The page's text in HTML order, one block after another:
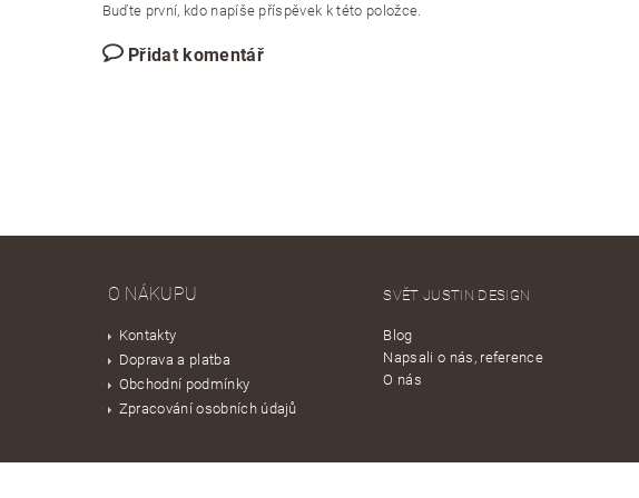
Buďte první, kdo napíše příspěvek k této položce.
Přidat komentář
O NÁKUPU
Kontakty
Doprava a platba
Obchodní podmínky
Zpracování osobních údajů
SVĚT JUSTIN DESIGN
Blog
Napsali o nás, reference
O nás